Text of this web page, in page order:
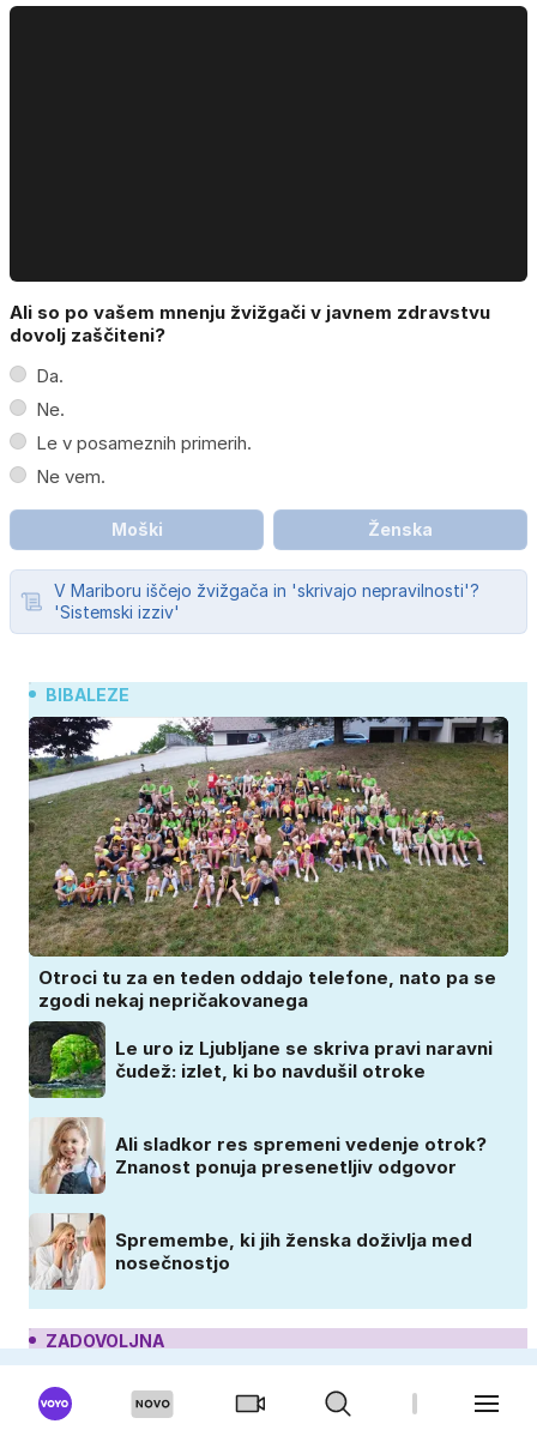
Ali so po vašem mnenju žvižgači v javnem zdravstvu
dovolj zaščiteni?
Da.
Ne.
Le v posameznih primerih.
Ne vem.
Moški Ženska
V Mariboru iščejo žvižgača in 'skrivajo nepravilnosti'?
'Sistemski izziv'
BIBALEZE
Otroci tu za en teden oddajo telefone, nato pa se
zgodi nekaj nepričakovanega
Le uro iz Ljubljane se skriva pravi naravni
čudež: izlet, ki bo navdušil otroke
Ali sladkor res spremeni vedenje otrok?
Znanost ponuja presenetljiv odgovor
Spremembe, ki jih ženska doživlja med
nosečnostjo
ZADOVOLJNA